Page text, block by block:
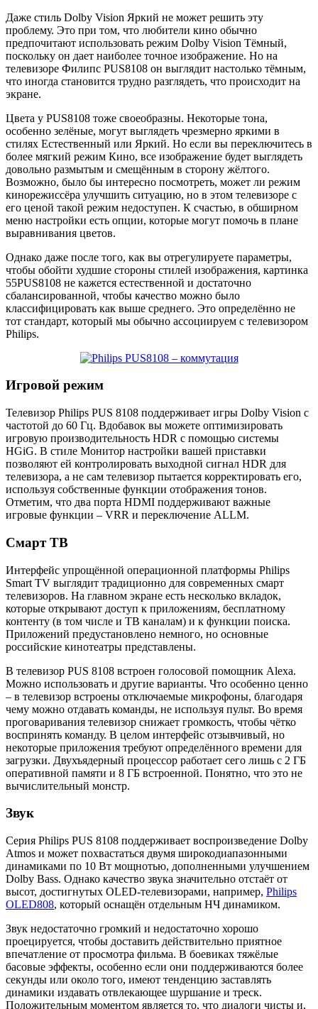
Даже стиль Dolby Vision Яркий не может решить эту
проблему. Это при том, что любители кино обычно
предпочитают использовать режим Dolby Vision Тёмный,
поскольку он дает наиболее точное изображение. Но на
телевизоре Филипс PUS8108 он выглядит настолько тёмным,
что иногда становится трудно разглядеть, что происходит на
экране.
Цвета у PUS8108 тоже своеобразны. Некоторые тона,
особенно зелёные, могут выглядеть чрезмерно яркими в
стилях Естественный или Яркий. Но если вы переключитесь в
более мягкий режим Кино, все изображение будет выглядеть
довольно размытым и смещённым в сторону жёлтого.
Возможно, было бы интересно посмотреть, может ли режим
кинорежиссёра улучшить ситуацию, но в этом телевизоре с
его ценой такой режим недоступен. К счастью, в обширном
меню настройки есть опции, которые могут помочь в плане
выравнивания цветов.
Однако даже после того, как вы отрегулируете параметры,
чтобы обойти худшие стороны стилей изображения, картинка
55PUS8108 не кажется естественной и достаточно
сбалансированной, чтобы качество можно было
классифицировать как выше среднего. Это определённо не
тот стандарт, который мы обычно ассоциируем с телевизором
Philips.
Игровой режим
Телевизор Philips PUS 8108 поддерживает игры Dolby Vision с
частотой до 60 Гц. Вдобавок вы можете оптимизировать
игровую производительность HDR с помощью системы
HGiG. В стиле Монитор настройки вашей приставки
позволяют ей контролировать выходной сигнал HDR для
телевизора, а не сам телевизор пытается корректировать его,
используя собственные функции отображения тонов.
Отметим, что два порта HDMI поддерживают важные
игровые функции – VRR и переключение ALLM.
Смарт ТВ
Интерфейс упрощённой операционной платформы Philips
Smart TV выглядит традиционно для современных смарт
телевизоров. На главном экране есть несколько вкладок,
которые открывают доступ к приложениям, бесплатному
контенту (в том числе и ТВ каналам) и к функции поиска.
Приложений предустановлено немного, но основные
российские кинотеатры представлены.
В телевизор PUS 8108 встроен голосовой помощник Alexa.
Можно использовать и другие варианты. Что особенно ценно
– в телевизор встроены отключаемые микрофоны, благодаря
чему можно отдавать команды, не используя пульт. Во время
проговаривания телевизор снижает громкость, чтобы чётко
воспринять команду. В целом интерфейс отзывчивый, но
некоторые приложения требуют определённого времени для
загрузки. Двухъядерный процессор работает сего лишь с 2 ГБ
оперативной памяти и 8 ГБ встроенной. Понятно, что это не
вычислительный монстр.
Звук
Серия Philips PUS 8108 поддерживает воспроизведение Dolby
Atmos и может похвастаться двумя широкодиапазонными
динамиками по 10 Вт мощнотью, дополненными улучшением
Dolby Bass. Однако качество звука значительно отстаёт от
высот, достигнутых OLED-телевизорами, например, Philips
OLED808, который оснащён отдельным НЧ динамиком.
Звук недостаточно громкий и недостаточно хорошо
проецируется, чтобы доставить действительно приятное
впечатление от просмотра фильма. В боевиках тяжёлые
басовые эффекты, особенно если они поддерживаются более
секунды или около того, имеют тенденцию заставлять
динамики издавать отвлекающее шуршание и треск.
Положительным моментом является то, что диалоги чисты и,